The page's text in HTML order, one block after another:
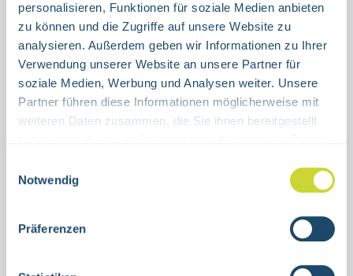
personalisieren, Funktionen für soziale Medien anbieten
zu können und die Zugriffe auf unsere Website zu
analysieren. Außerdem geben wir Informationen zu Ihrer
Verwendung unserer Website an unsere Partner für
soziale Medien, Werbung und Analysen weiter. Unsere
Partner führen diese Informationen möglicherweise mit
weiteren Daten zusammen, die Sie ihnen bereitgestellt
Notwendig
Präferenzen
Materialauswählen
FOLIE
Stück
IN DEN WARENKORB
Beschreibung